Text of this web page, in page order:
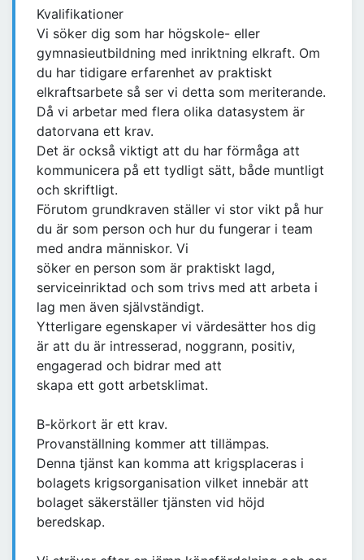
Kvalifikationer
Vi söker dig som har högskole- eller
gymnasieutbildning med inriktning elkraft. Om
du har tidigare erfarenhet av praktiskt
elkraftsarbete så ser vi detta som meriterande.
Då vi arbetar med flera olika datasystem är
datorvana ett krav.
Det är också viktigt att du har förmåga att
kommunicera på ett tydligt sätt, både muntligt
och skriftligt.
Förutom grundkraven ställer vi stor vikt på hur
du är som person och hur du fungerar i team
med andra människor. Vi
söker en person som är praktiskt lagd,
serviceinriktad och som trivs med att arbeta i
lag men även självständigt.
Ytterligare egenskaper vi värdesätter hos dig
är att du är intresserad, noggrann, positiv,
engagerad och bidrar med att
skapa ett gott arbetsklimat.
B-körkort är ett krav.
Provanställning kommer att tillämpas.
Denna tjänst kan komma att krigsplaceras i
bolagets krigsorganisation vilket innebär att
bolaget säkerställer tjänsten vid höjd
beredskap.